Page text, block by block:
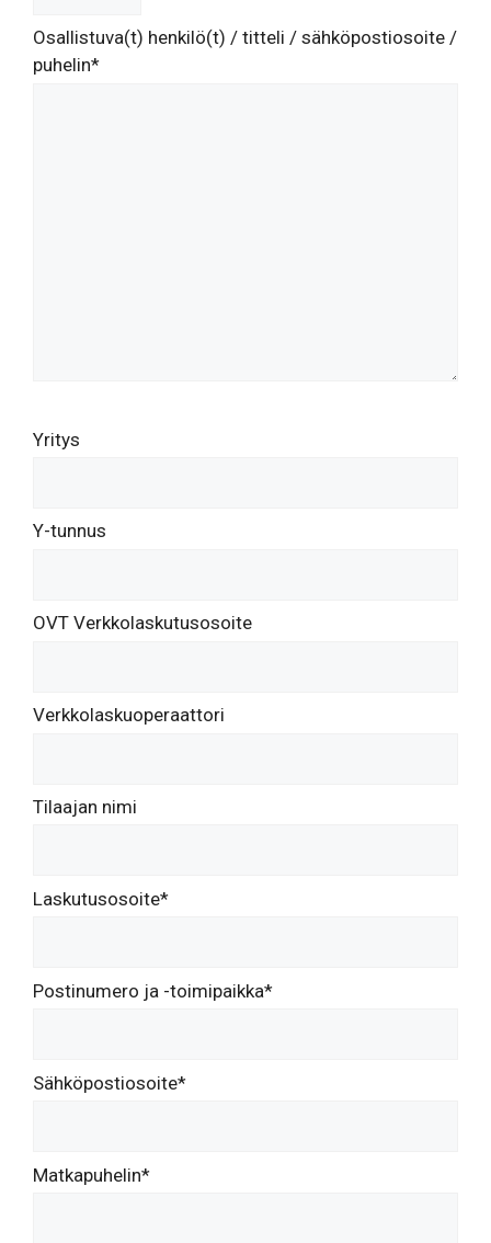
Osallistuva(t) henkilö(t) / titteli / sähköpostiosoite /
puhelin*
Yritys
Y-tunnus
OVT Verkkolaskutusosoite
Verkkolaskuoperaattori
Tilaajan nimi
Laskutusosoite*
Postinumero ja -toimipaikka*
Sähköpostiosoite*
Matkapuhelin*